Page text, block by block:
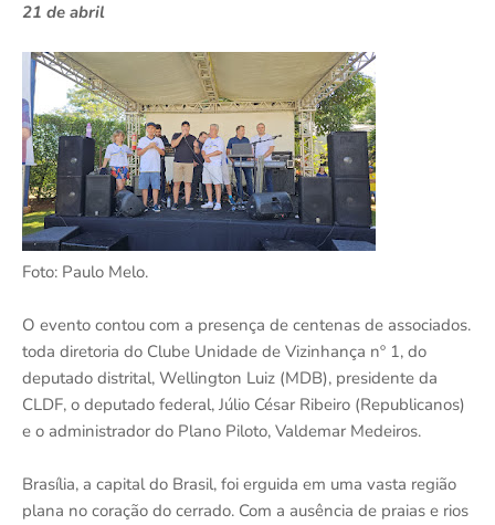
21 de abril
Foto: Paulo Melo.
O evento contou com a presença de centenas de associados.
toda diretoria do Clube Unidade de Vizinhança nº 1, do
deputado distrital, Wellington Luiz (MDB), presidente da
CLDF, o deputado federal, Júlio César Ribeiro (Republicanos)
e o administrador do Plano Piloto, Valdemar Medeiros.
Brasília, a capital do Brasil, foi erguida em uma vasta região
plana no coração do cerrado. Com a ausência de praias e rios